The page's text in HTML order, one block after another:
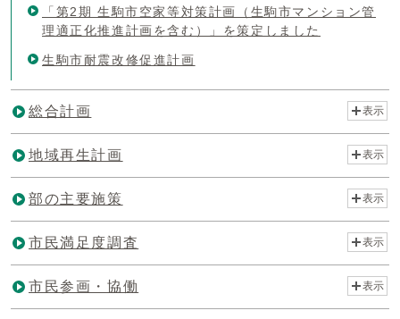
「第2期 生駒市空家等対策計画（生駒市マンション管
理適正化推進計画を含む）」を策定しました
生駒市耐震改修促進計画
総合計画 表示
地域再生計画 表示
部の主要施策 表示
市民満足度調査 表示
市民参画・協働 表示